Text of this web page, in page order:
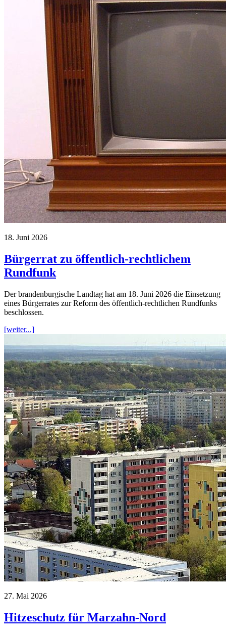
18. Juni 2026
Bürgerrat zu öffentlich-rechtlichem
Rundfunk
Der brandenburgische Landtag hat am 18. Juni 2026 die Einsetzung
eines Bürgerrates zur Reform des öffentlich-rechtlichen Rundfunks
beschlossen.
[weiter...]
27. Mai 2026
Hitzeschutz für Marzahn-Nord